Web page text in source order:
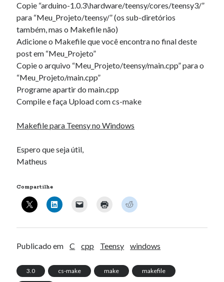
Copie “arduino-1.0.3\hardware/teensy/cores/teensy3/”
para “Meu_Projeto/teensy/” (os sub-diretórios
também, mas o Makefile não)
Adicione o Makefile que você encontra no final deste
post em “Meu_Projeto”
Copie o arquivo “Meu_Projeto/teensy/main.cpp” para o
“Meu_Projeto/main.cpp”
Programe apartir do main.cpp
Compile e faça Upload com cs-make
Makefile para Teensy no Windows
Espero que seja útil,
Matheus
Compartilhe
Publicado em C cpp Teensy windows
3.0 cs-make make makefile